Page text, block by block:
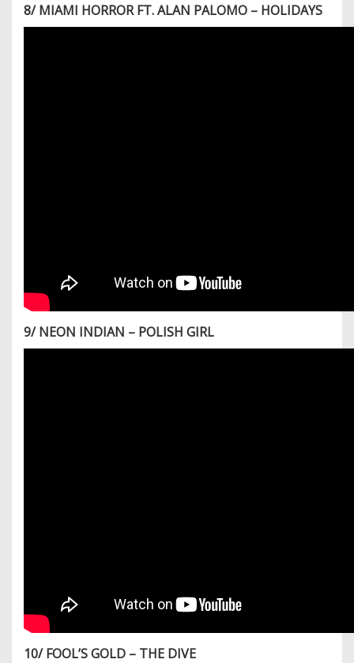
8/ MIAMI HORROR FT. ALAN PALOMO – HOLIDAYS
9/ NEON INDIAN – POLISH GIRL
10/ FOOL’S GOLD – THE DIVE